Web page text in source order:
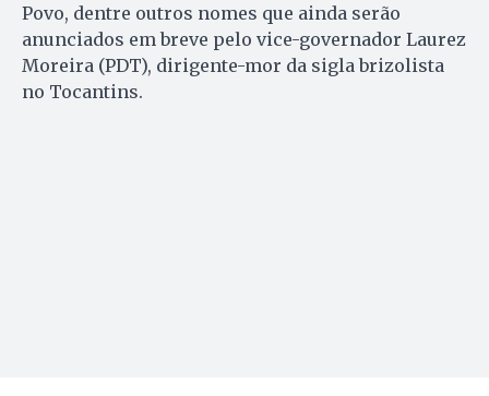
Povo, dentre outros nomes que ainda serão
anunciados em breve pelo vice-governador Laurez
Moreira (PDT), dirigente-mor da sigla brizolista
no Tocantins.